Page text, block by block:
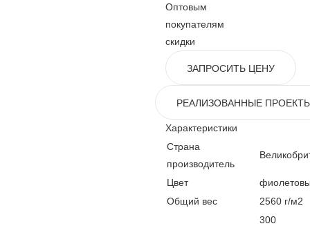
Оптовым
покупателям
скидки
ЗАПРОСИТЬ ЦЕНУ
РЕАЛИЗОВАННЫЕ
Характеристики
Страна
производитель
Цвет
Общий вес
2560 г/м2
300